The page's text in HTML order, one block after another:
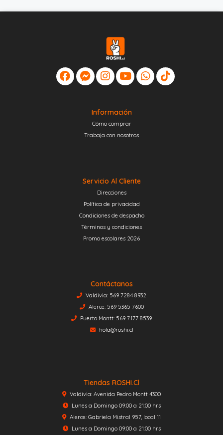
Información
Cómo comprar
Trabaja con nosotros
Servicio Al Cliente
Direcciones
Política de privacidad
Condiciones de despacho
Términos y condiciones
Promo escolares 2026
Contáctanos
Valdivia: 569 7284 8932
Alerce: 569 5365 7600
Puerto Montt: 569 7177 8539
hola@roshi.cl
Tiendas ROSHI.cl
Valdivia: Avenida Pedro Montt 4300
Lunes a Domingo 09:00 a 21:00 hrs
Alerce: Gabriela Mistral 957, local 11
Lunes a Domingo 09:00 a 21:00 hrs